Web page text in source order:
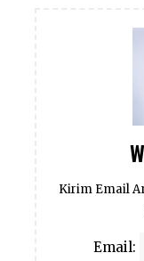
Kirim Email
Email: